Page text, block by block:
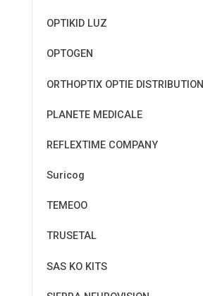
OPTIKID LUZ
OPTOGEN
ORTHOPTIX OPTIE DISTRIBUTION
PLANETE MEDICALE
REFLEXTIME COMPANY
Suricog
TEMEOO
TRUSETAL
SAS KO KITS